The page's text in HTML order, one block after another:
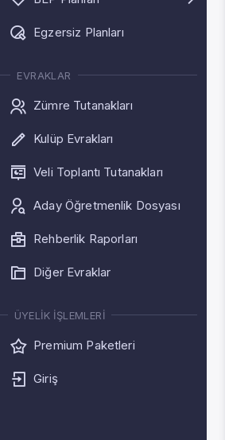
Egzersiz Planları
EVRAKLAR
Zümre Tutanakları
Kulüp Evrakları
Veli Toplantı Tutanakları
Aday Öğretmenlik Dosyası
Rehberlik Raporları
Diğer Evraklar
ÜYELIK İŞLEMLERI
Premium Paketleri
Giriş